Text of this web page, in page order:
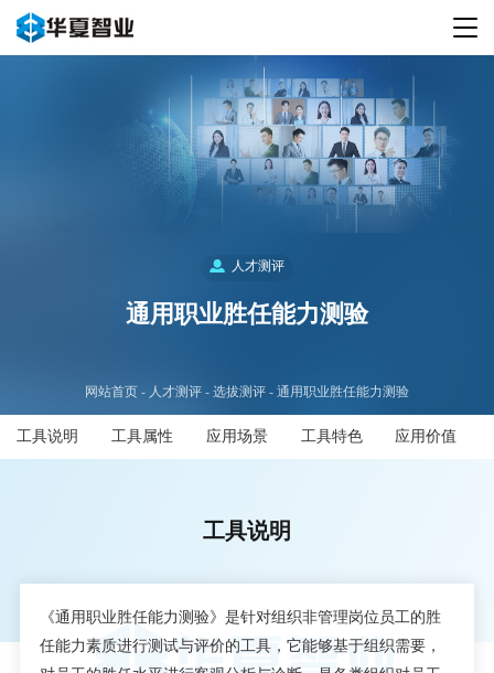
人才测评
通用职业胜任能力测验
网站首页 人才测评 选拔测评 通用职业胜任能力测验
工具说明 工具属性 应用场景 工具特色 应用价值
工具说明
《通用职业胜任能力测验》是针对组织非管理岗位员工的胜
任能力素质进行测试与评价的工具，它能够基于组织需要，